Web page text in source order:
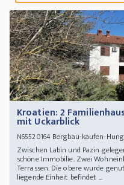
Kroatien: 2
mit Uckarblick
N65520164Bergbau-kaufen-
Zwischen Labin und Pazin
schöne Immobilie. Zwei
Terrassen. Die obere wurde
liegende Einheit befindet ...